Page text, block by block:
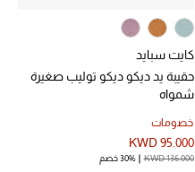
كايت سبايد
حقيبة يد ديكو ديكو توليب صغيرة
شمواه
خصومات
KWD 95.000
KWD 136.000 30% خصم